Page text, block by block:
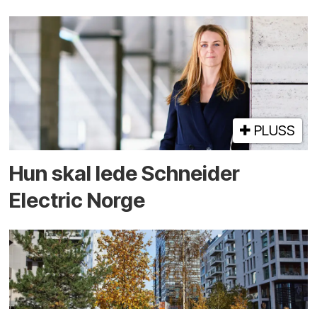
PLUSS
Hun skal lede Schneider
Electric Norge